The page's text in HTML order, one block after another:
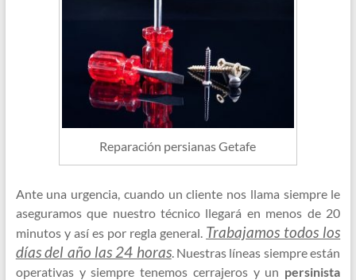
Reparación persianas Getafe
Ante una urgencia, cuando un cliente nos llama siempre le
aseguramos que nuestro técnico llegará en menos de 20
minutos y así es por regla general. Trabajamos todos los
días del año las 24 horas. Nuestras líneas siempre están
operativas y siempre tenemos cerrajeros y un persinista